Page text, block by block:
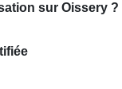
sur Oissery ?